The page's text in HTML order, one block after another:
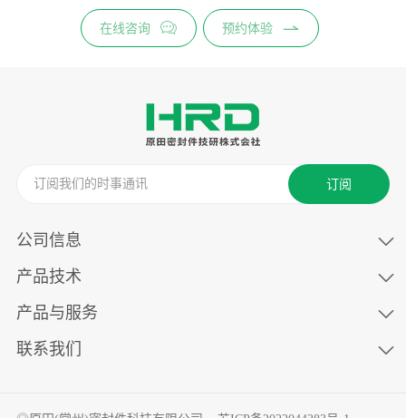
在线咨询 预约体验
订阅
公司信息
产品技术
产品与服务
联系我们